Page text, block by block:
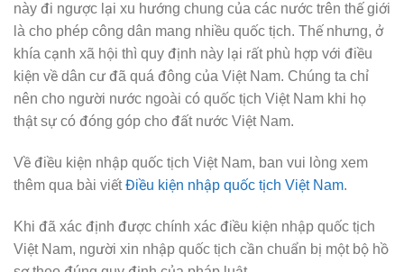
này đi ngược lại xu hướng chung của các nước trên thế giới
là cho phép công dân mang nhiều quốc tịch. Thế nhưng, ở
khía cạnh xã hội thì quy định này lại rất phù hợp với điều
kiện về dân cư đã quá đông của Việt Nam. Chúng ta chỉ
nên cho người nước ngoài có quốc tịch Việt Nam khi họ
thật sự có đóng góp cho đất nước Việt Nam.
Về điều kiện nhập quốc tịch Việt Nam, ban vui lòng xem
thêm qua bài viếtĐiều kiện nhập quốc tịch Việt Nam.
Khi đã xác định được chính xác điều kiện nhập quốc tịch
Việt Nam, người xin nhập quốc tịch cần chuẩn bị một bộ hồ